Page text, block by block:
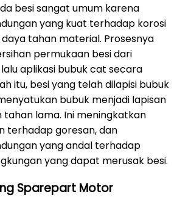
besi sangat umum karena
yang kuat terhadap korosi
tahan material. Prosesnya
permukaan besi dari
aplikasi bubuk cat secara
itu, besi yang telah dilapisi bubuk
bubuk menjadi lapisan
lama. Ini meningkatkan
terhadap goresan, dan
yang andal terhadap
yang dapat merusak besi.
Sparepart Motor